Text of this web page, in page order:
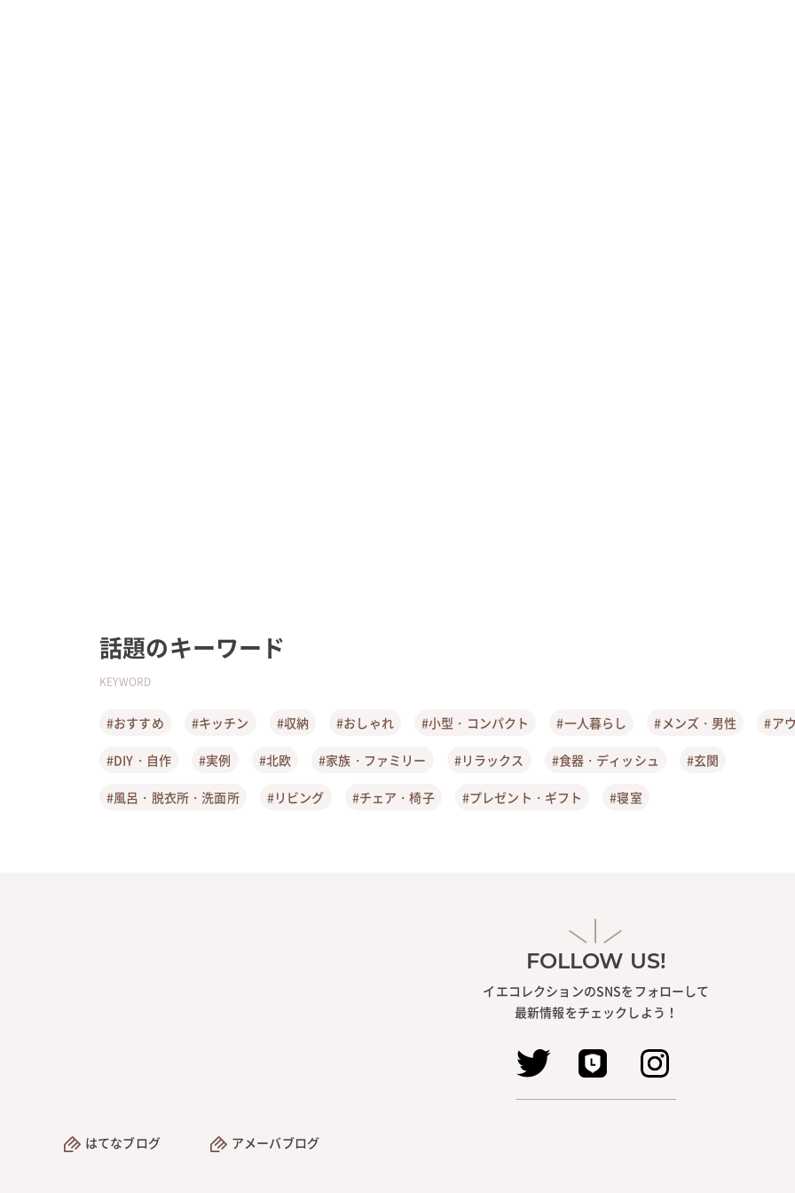
話題のキーワード
KEYWORD
#おすすめ #キッチン #収納 #おしゃれ #小型・コンパクト #一人暮らし #メンズ・男性 #ア
#DIY・自作 #実例 #北欧 #家族・ファミリー #リラックス #食器・ディッシュ #玄関
#風呂・脱衣所・洗面所 #リビング #チェア・椅子 #プレゼント・ギフト #寝室
FOLLOW US!
イエコレクションのSNSをフォローして
最新情報をチェックしよう！
はてなブログ アメーバブログ